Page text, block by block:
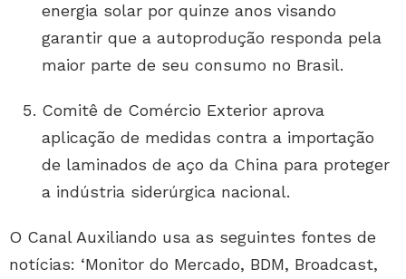
energia solar por quinze anos visando
garantir que a autoprodução responda pela
maior parte de seu consumo no Brasil.
Comitê de Comércio Exterior aprova
aplicação de medidas contra a importação
de laminados de aço da China para proteger
a indústria siderúrgica nacional.
O Canal Auxiliando usa as seguintes fontes de
notícias: ‘Monitor do Mercado, BDM, Broadcast,